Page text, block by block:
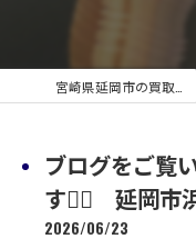
ブログをご覧
す🙇‍♀️ 延岡市
2026/06/23